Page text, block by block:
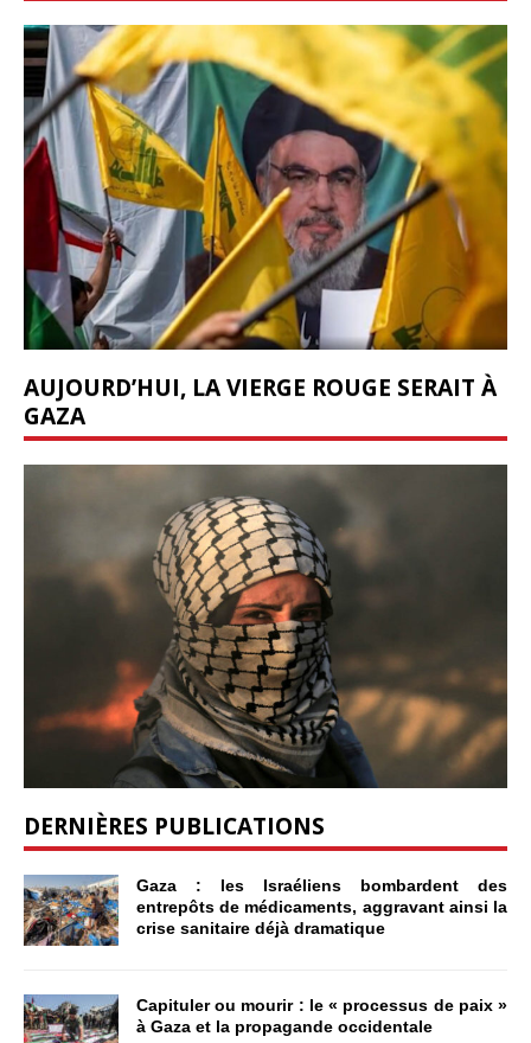
AUJOURD’HUI, LA VIERGE ROUGE SERAIT À
GAZA
DERNIÈRES PUBLICATIONS
Gaza : les Israéliens bombardent des
entrepôts de médicaments, aggravant ainsi la
crise sanitaire déjà dramatique
Capituler ou mourir : le « processus de paix »
à Gaza et la propagande occidentale